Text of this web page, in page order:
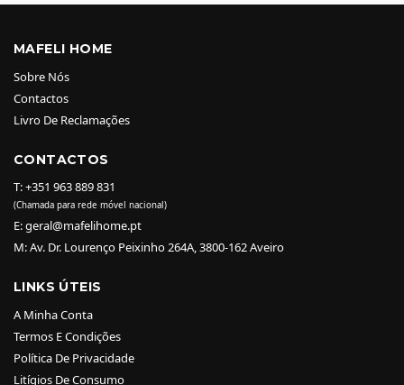
MAFELI HOME
Sobre Nós
Contactos
Livro De Reclamações
CONTACTOS
T: +351 963 889 831
(Chamada para rede móvel nacional)
E: geral@mafelihome.pt
M: Av. Dr. Lourenço Peixinho 264A, 3800-162 Aveiro
LINKS ÚTEIS
A Minha Conta
Termos E Condições
Política De Privacidade
Litígios De Consumo